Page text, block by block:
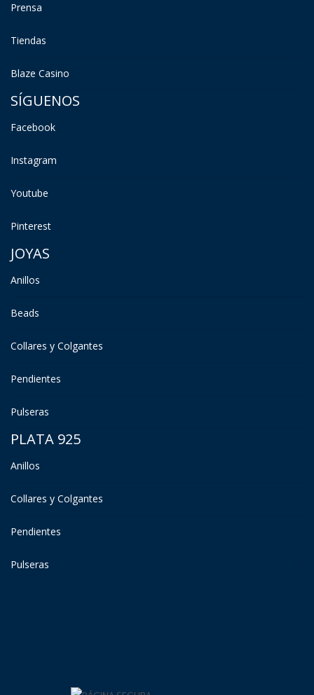
Prensa
Tiendas
Blaze Casino
SÍGUENOS
Facebook
Instagram
Youtube
Pinterest
JOYAS
Anillos
Beads
Collares y Colgantes
Pendientes
Pulseras
PLATA 925
Anillos
Collares y Colgantes
Pendientes
Pulseras